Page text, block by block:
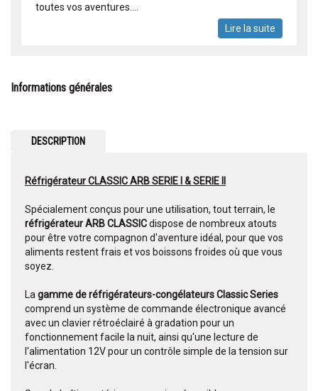
toutes vos aventures....
Lire la suite
Informations générales
DESCRIPTION
Réfrigérateur CLASSIC ARB SERIE I & SERIE II
Spécialement conçus pour une utilisation, tout terrain, le
réfrigérateur ARB CLASSICdispose de nombreux atouts
pour être votre compagnon d'aventure idéal, pour que vos
aliments restent frais et vos boissons froides où que vous
soyez.
La gamme de réfrigérateurs-congélateurs Classic Series
comprend un système de commande électronique avancé
avec un clavier rétroéclairé à gradation pour un
fonctionnement facile la nuit, ainsi qu'une lecture de
l'alimentation 12V pour un contrôle simple de la tension sur
l'écran.